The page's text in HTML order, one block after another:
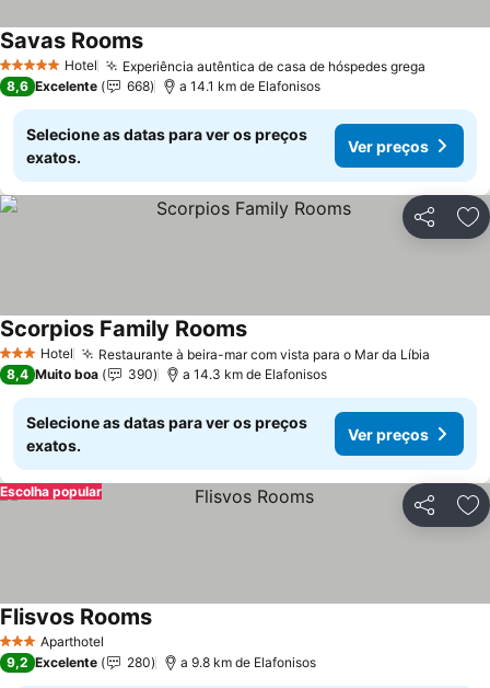
5 Estrelas Hotel Experiência autêntica de casa de hóspedes grega
Savas RoomsVer preços
8,6 Excelente 668 a 14.1 km de Elafonisos
Selecione as datas para ver os preços
exatos.
Ver preços
Partilhar
3 EstrelasHotel Restaurante à beira-mar com vista para o Mar da Líbia
Scorpios Family RoomsVer preços
8,4 Muito boa 390 a 14.3 km de Elafonisos
Selecione as datas para ver os preços
exatos.
Ver preços
Partilhar
Escolha popular
3 EstrelasAparthotel
Flisvos RoomsVer preços
9,2 Excelente 280 a 9.8 km de Elafonisos